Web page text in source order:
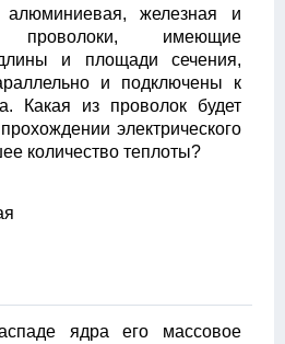
алюминиевая, железная и
проволоки, имеющие
и площади сечения,
и подключены к
Какая из проволок будет
электрического
количество теплоты?
ядра его массовое